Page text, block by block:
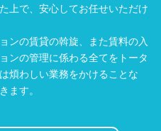
上で、安心してお任せいただけ
ンの賃貸の斡旋、また賃料の入
ンの管理に係わる全てをトータ
煩わしい業務をかけることな
ます。